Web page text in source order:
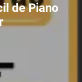
de Piano